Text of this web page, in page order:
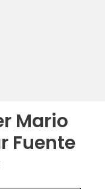
Mario
Fuente